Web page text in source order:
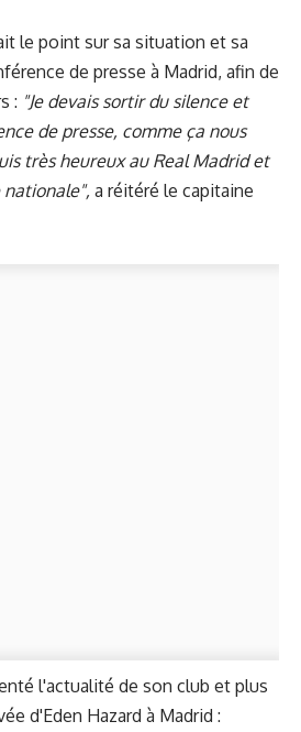
le point sur sa situation et sa
de presse à Madrid, afin de
: "Je devais sortir du silence et
de presse, comme ça nous
très heureux au Real Madrid et
nationale", a réitéré le capitaine
l'actualité de son club et plus
d'Eden Hazard à Madrid :